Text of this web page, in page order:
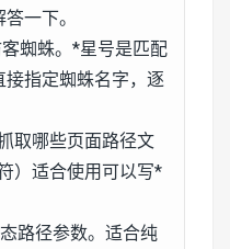
一下。
蜘蛛。*星号是匹配
接指定蜘蛛名字，逐
取哪些页面路径文
）适合使用可以写*
路径参数。适合纯